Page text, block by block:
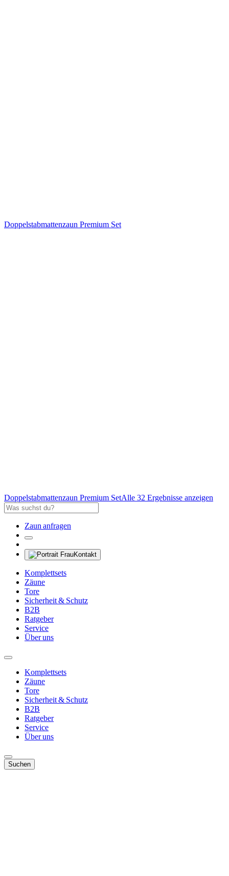
Doppelstabmattenzaun Premium Set
Doppelstabmattenzaun Premium SetAlle 32 Ergebnisse anzeigen
Zaun anfragen
Kontakt
Komplettsets
Zäune
Tore
Sicherheit & Schutz
B2B
Ratgeber
Service
Über uns
Komplettsets
Zäune
Tore
Sicherheit & Schutz
B2B
Ratgeber
Service
Über uns
Suchen